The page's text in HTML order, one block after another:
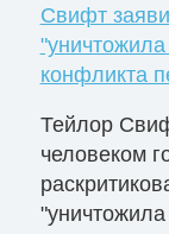
Свифт
конфликта
Тейлор
человеком